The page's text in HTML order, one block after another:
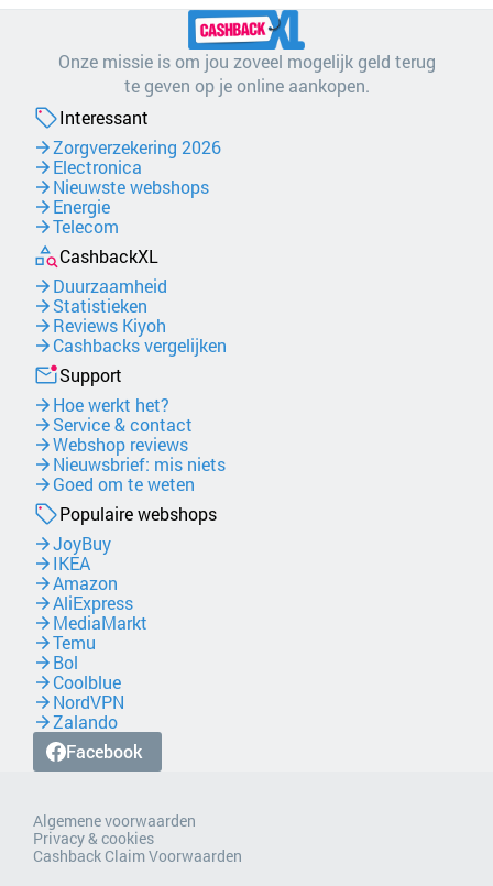
Onze missie is om jou zoveel mogelijk geld terug
te geven op je online aankopen.
Interessant
Zorgverzekering 2026
Electronica
Nieuwste webshops
Energie
Telecom
CashbackXL
Duurzaamheid
Statistieken
Reviews Kiyoh
Cashbacks vergelijken
Support
Hoe werkt het?
Service & contact
Webshop reviews
Nieuwsbrief: mis niets
Goed om te weten
Populaire webshops
JoyBuy
IKEA
Amazon
AliExpress
MediaMarkt
Temu
Bol
Coolblue
NordVPN
Zalando
Facebook
Algemene voorwaarden
Privacy & cookies
Cashback Claim Voorwaarden